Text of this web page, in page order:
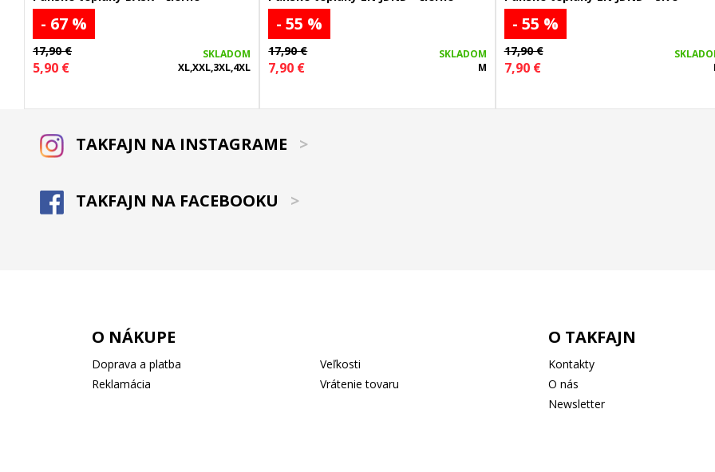
- 67 %
17,90 €
5,90 €
SKLADOM
XL,XXL,3XL,4XL
- 55 %
17,90 €
7,90 €
SKLADOM
M
- 55 %
17,90 €
7,90 €
TAKFAJN NA INSTAGRAME >
TAKFAJN NA FACEBOOKU >
O NÁKUPE
Doprava a platba
Veľkosti
Reklamácia
Vrátenie tovaru
O TAKFAJN
Kontakty
O nás
Newsletter